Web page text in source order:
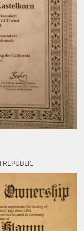
REPUBLIC